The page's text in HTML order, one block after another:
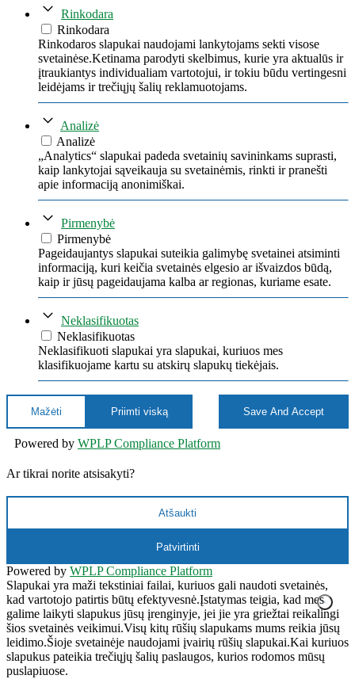
Rinkodara
Rinkodara
Rinkodaros slapukai naudojami lankytojams sekti visose
svetainėse.Ketinama parodyti skelbimus, kurie yra aktualūs ir
įtraukiantys individualiam vartotojui, ir tokiu būdu vertingesni
leidėjams ir trečiųjų šalių reklamuotojams.
Analizė
Analizė
„Analytics“ slapukai padeda svetainių savininkams suprasti,
kaip lankytojai sąveikauja su svetainėmis, rinkti ir pranešti
apie informaciją anonimiškai.
Pirmenybė
Pirmenybė
Pageidaujantys slapukai suteikia galimybę svetainei atsiminti
informaciją, kuri keičia svetainės elgesio ar išvaizdos būdą,
kaip ir jūsų pageidaujama kalba ar regionas, kuriame esate.
Neklasifikuotas
Neklasifikuotas
Neklasifikuoti slapukai yra slapukai, kuriuos mes
klasifikuojame kartu su atskirų slapukų tiekėjais.
Mažėti Priimti viską Save And Accept
Powered by WPLP Compliance Platform
Ar tikrai norite atsisakyti?
Atšaukti
Patvirtinti
Powered by WPLP Compliance Platform
Slapukai yra maži tekstiniai failai, kuriuos gali naudoti svetainės,
kad vartotojo patirtis būtų efektyvesnė.Įstatymas teigia, kad mes
galime laikyti slapukus jūsų įrenginyje, jei jie yra griežtai reikalingi
šios svetainės veikimui.Visų kitų rūšių slapukams mums reikia jūsų
leidimo.Šioje svetainėje naudojami įvairių rūšių slapukai.Kai kuriuos
slapukus pateikia trečiųjų šalių paslaugos, kurios rodomos mūsų
puslapiuose.